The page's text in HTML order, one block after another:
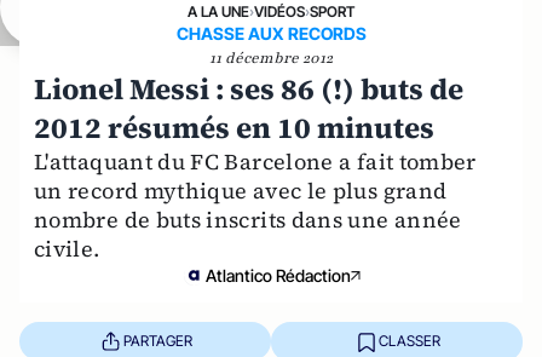
A LA UNE›VIDÉOS›SPORT
CHASSE AUX RECORDS
11 décembre 2012
Lionel Messi : ses 86 (!) buts de
2012 résumés en 10 minutes
L'attaquant du FC Barcelone a fait tomber
un record mythique avec le plus grand
nombre de buts inscrits dans une année
civile.
Atlantico Rédaction
PARTAGER CLASSER